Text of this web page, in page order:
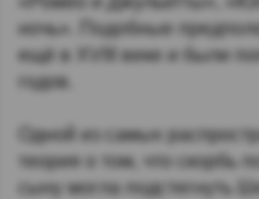
ночь». Подобные
ещё в XVIII веке и были
годов.
Одной из самых
теория о том, что скорбь
сыну могла подстегнуть